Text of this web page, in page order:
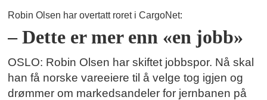
Robin Olsen har overtatt roret i CargoNet:
– Dette er mer enn «en jobb»
OSLO: Robin Olsen har skiftet jobbspor. Nå skal
han få norske vareeiere til å velge tog igjen og
drømmer om markedsandeler for jernbanen på